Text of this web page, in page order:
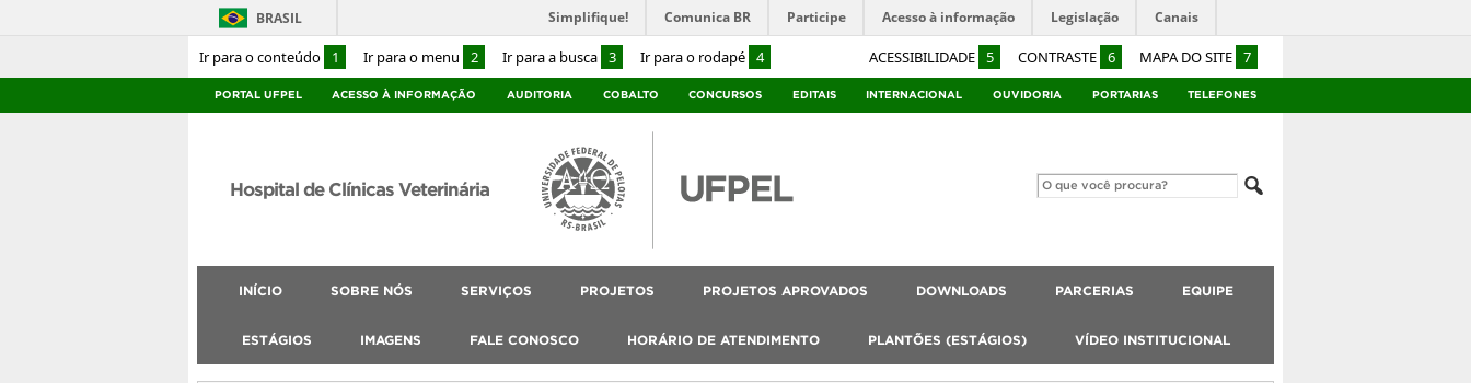
Ir para o conteúdo 1 Ir para o menu 2 Ir para a busca 3 Ir para o rodapé 4 ACESSIBILIDADE 5 CONTRASTE 6 MAPA DO SITE 7
BRASIL Simplifique! Comunica BR Participe Acesso à informação Legislação Canais
PORTAL UFPEL ACESSO À INFORMAÇÃO AUDITORIA COBALTO CONCURSOS EDITAIS INTERNACIONAL OUVIDORIA PORTARIAS TELEFONES
Hospital de Clínicas Veterinária
INÍCIO SOBRE NÓS SERVIÇOS PROJETOS PROJETOS APROVADOS DOWNLOADS PARCERIAS EQUIPE
ESTÁGIOS IMAGENS FALE CONOSCO HORÁRIO DE ATENDIMENTO PLANTÕES (ESTÁGIOS) VÍDEO INSTITUCIONAL